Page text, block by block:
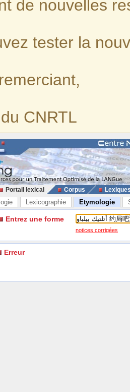
de nouvelles
tester la
CNRTL
Portail lexical Corpus
Lexicographie Etymologie
Entrez une forme
notices corrigées
Erreur